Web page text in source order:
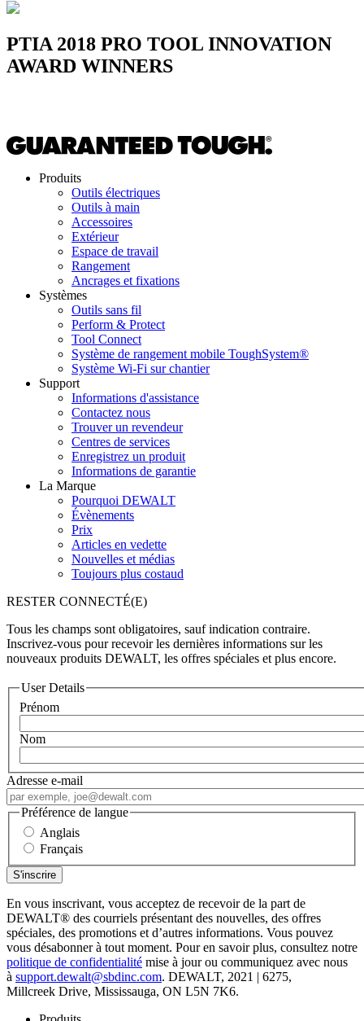
PTIA 2018 PRO TOOL INNOVATION
AWARD WINNERS
Produits
Outils électriques
Outils à main
Accessoires
Extérieur
Espace de travail
Rangement
Ancrages et fixations
Systèmes
Outils sans fil
Perform & Protect
Tool Connect
Système de rangement mobile ToughSystem®
Système Wi-Fi sur chantier
Support
Informations d'assistance
Contactez nous
Trouver un revendeur
Centres de services
Enregistrez un produit
Informations de garantie
La Marque
Pourquoi DEWALT
Évènements
Prix
Articles en vedette
Nouvelles et médias
Toujours plus costaud
RESTER CONNECTÉ(E)
Tous les champs sont obligatoires, sauf indication contraire.
Inscrivez-vous pour recevoir les dernières informations sur les
nouveaux produits DEWALT, les offres spéciales et plus encore.
User Details
Prénom
Nom
Adresse e-mail
Préférence de langue
Anglais
Français
En vous inscrivant, vous acceptez de recevoir de la part de
DEWALT® des courriels présentant des nouvelles, des offres
spéciales, des promotions et d’autres informations. Vous pouvez
vous désabonner à tout moment. Pour en savoir plus, consultez notre
politique de confidentialité mise à jour ou communiquez avec nous
à support.dewalt@sbdinc.com. DEWALT, 2021 | 6275,
Millcreek Drive, Mississauga, ON L5N 7K6.